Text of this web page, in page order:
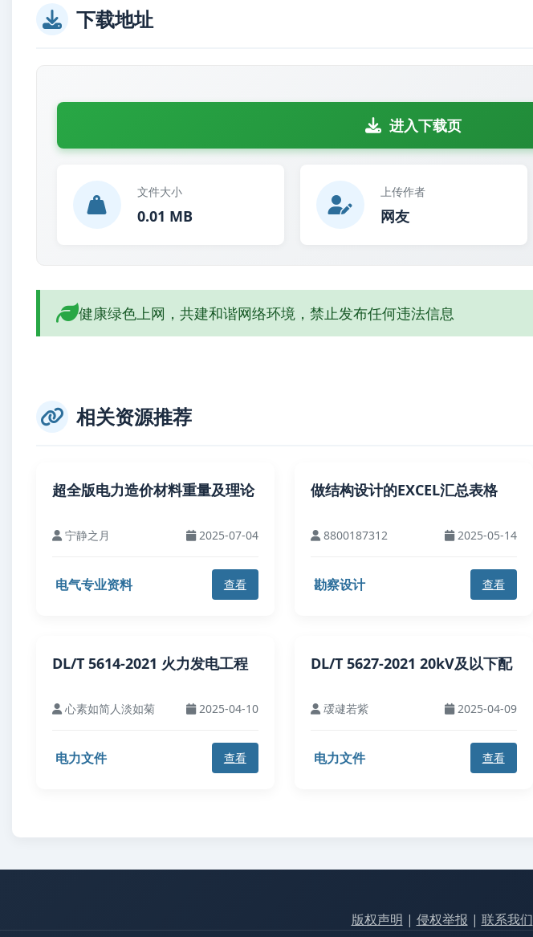
下载地址
进入下载页
文件大小
0.01 MB
上传作者
网友
健康绿色上网，共建和谐网络环境，禁止发布任何违法信息
相关资源推荐
超全版电力造价材料重量及理论
宁静之月 2025-07-04
电气专业资料 查看
做结构设计的EXCEL汇总表格
8800187312 2025-05-14
勘察设计 查看
DL/T 5614-2021 火力发电工程
心素如简人淡如菊 2025-04-10
电力文件 查看
DL/T 5627-2021 20kV及以下配
叆叇若紫 2025-04-09
电力文件 查看
版权声明 | 侵权举报 | 联系我们